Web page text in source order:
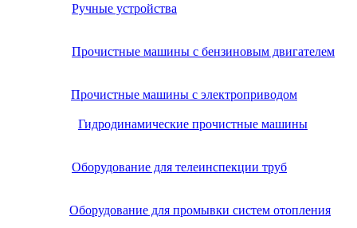
Ручные устройства
Прочистные машины с бензиновым двигателем
Прочистные машины с электроприводом
Гидродинамические прочистные машины
Оборудование для телеинспекции труб
Оборудование для промывки систем отопления